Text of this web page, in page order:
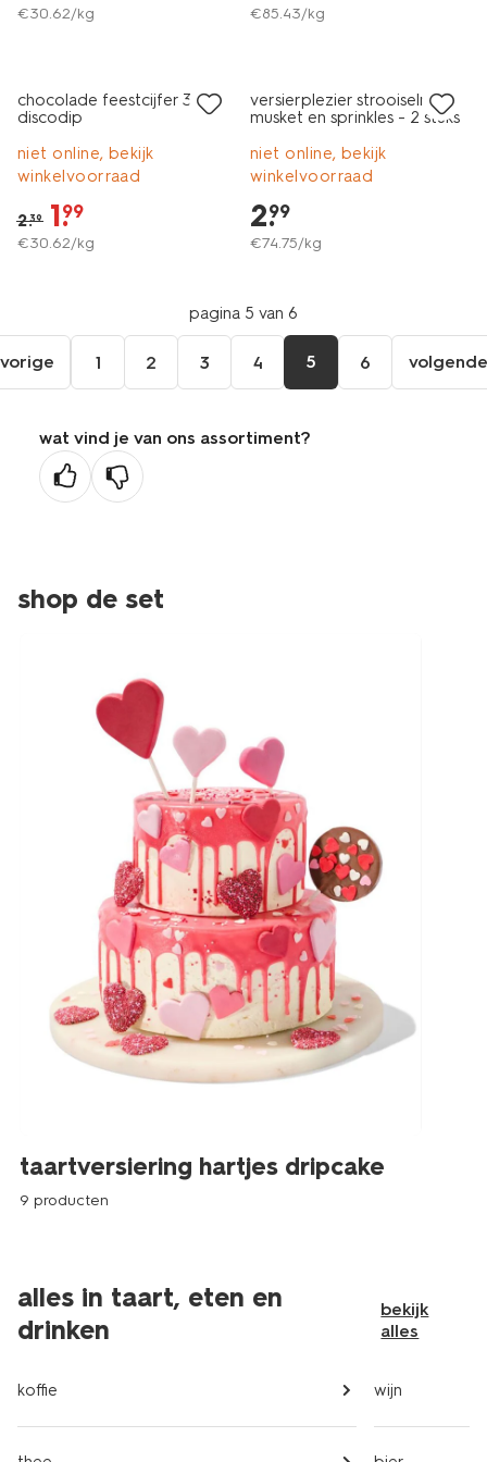
€30.62/kg €85.43/kg
chocolade feestcijfer 3 met
discodip
niet online, bekijk
winkelvoorraad
2.39 1.
99
€30.62/kg
versierplezier strooiselmix
musket en sprinkles - 2 stuks
niet online, bekijk
winkelvoorraad
2.
99
€74.75/kg
pagina 5 van 6
ga
naar
vorige
pagina
vorige 1 2 3 4 5 6 volgende
wat vind je van ons assortiment?
shop de set
taartversiering hartjes dripcake
9 producten
alles in taart, eten en
drinken
bekijk
alles
koffie wijn